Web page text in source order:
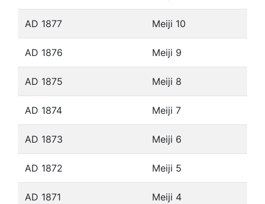
AD 1877 Meiji 10
AD 1876 Meiji 9
AD 1875 Meiji 8
AD 1874 Meiji 7
AD 1873 Meiji 6
AD 1872 Meiji 5
AD 1871 Meiji 4